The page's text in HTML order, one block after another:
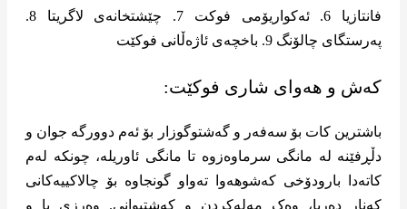
فانتازیا 6. ئەکواریۆمی فوکت 7. چێشتخانەی لاگریتا 8.
پەرستگای چالۆنگ 9. باخچەی ئاژەڵانی فوکێت
کەش و هەوای شاری فوکێت:
باشترین کات بۆ سەفەر و گەشتوگوزار بۆ ئەم دوورگە جوان و
دڵڕفێنە لە مانگی سرماوه‌زوە تا مانگی ئاوریلە، چونکە لەم
کاتەدا بارودۆخی کەشوهەوا تەواو گونجاوە بۆ چالاکییەکانی
کەنار دەریا، وەک مەلەکردن و کەشتیوانی. وەرزی با و